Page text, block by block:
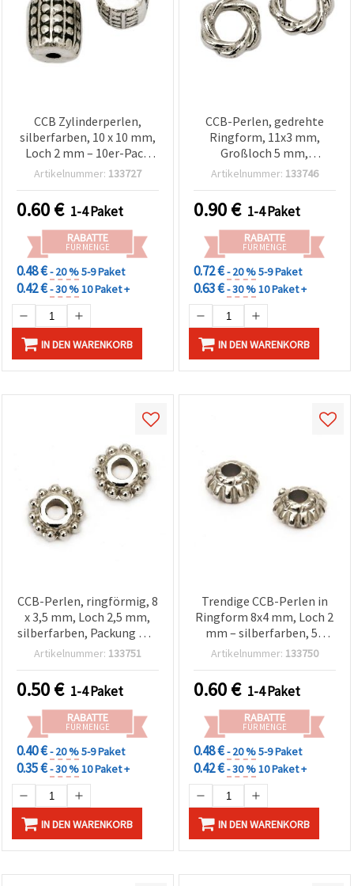
CCB Zylinderperlen,
silberfarben, 10 x 10 mm,
Loch 2 mm – 10er-Pack
für Schmuckherstellung &
Artikelnummer: 133727
0.60€ 1-4 Paket
RABATTE
FÜR MENGE
0.48 €- 20 %5-9 Paket
0.42 €- 30 %10 Paket +
IN DEN WARENKORB
CCB-Perlen, gedrehte
Ringform, 11x3 mm,
Großloch 5 mm,
silberfarben,
Artikelnummer: 133746
0.90€ 1-4 Paket
RABATTE
FÜR MENGE
0.72 €- 20 %5-9 Paket
0.63 €- 30 %10 Paket +
IN DEN WARENKORB
CCB-Perlen, ringförmig, 8
x 3,5 mm, Loch 2,5 mm,
silberfarben, Packung mit
50 Stück
Artikelnummer: 133751
0.50€ 1-4 Paket
RABATTE
FÜR MENGE
0.40 €- 20 %5-9 Paket
0.35 €- 30 %10 Paket +
IN DEN WARENKORB
Trendige CCB-Perlen in
Ringform 8x4 mm, Loch 2
mm – silberfarben, 50
Stück für DIY-Schmuck &
Artikelnummer: 133750
0.60€ 1-4 Paket
RABATTE
FÜR MENGE
0.48 €- 20 %5-9 Paket
0.42 €- 30 %10 Paket +
IN DEN WARENKORB